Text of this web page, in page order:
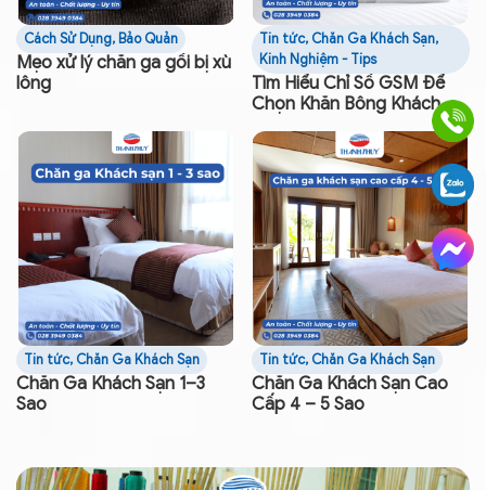
Cách Sử Dụng, Bảo Quản
Mẹo xử lý chăn ga gối bị xù
lông
Tin tức, Chăn Ga Khách Sạn,
Kinh Nghiệm - Tips
Tìm Hiểu Chỉ Số GSM Để
Chọn Khăn Bông Khách
Tin tức, Chăn Ga Khách Sạn
Chăn Ga Khách Sạn 1–3
Sao
Tin tức, Chăn Ga Khách Sạn
Chăn Ga Khách Sạn Cao
Cấp 4 – 5 Sao